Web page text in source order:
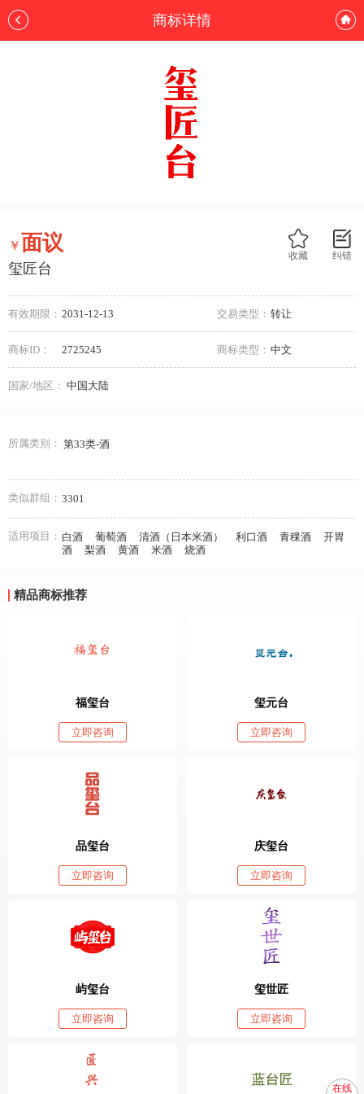
商标详情
纠错
收藏
￥面议
玺匠台
有效期限： 2031-12-13 交易类型： 转让
商标ID： 2725245 商标类型： 中文
国家/地区： 中国大陆
所属类别： 第33类-酒
类似群组： 3301
适用项目： 白酒 葡萄酒 清酒（日本米酒） 利口酒 青稞酒
开胃
酒
梨酒 黄酒 米酒 烧酒
精品商标推荐
福玺台
立即咨询
玺元台
立即咨询
品玺台
立即咨询
庆玺台
立即咨询
屿玺台
立即咨询
玺世匠
立即咨询
在线